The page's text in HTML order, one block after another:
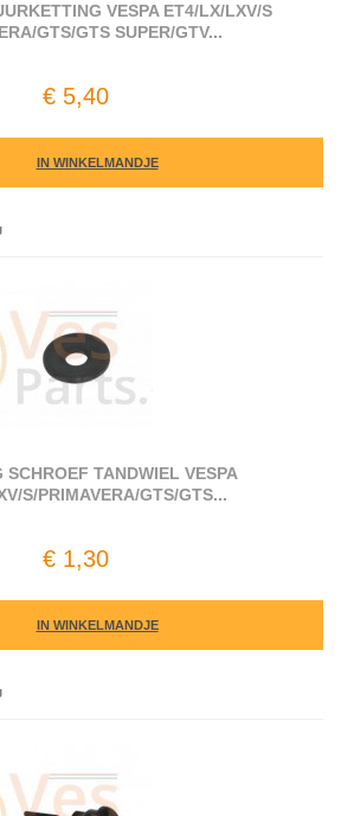
VESPA ET4/LX/LXV/S
GTS/GTS SUPER/GTV...
€ 5,40
IN WINKELMANDJE
SCHROEF TANDWIEL VESPA
S/PRIMAVERA/GTS/GTS...
€ 1,30
IN WINKELMANDJE